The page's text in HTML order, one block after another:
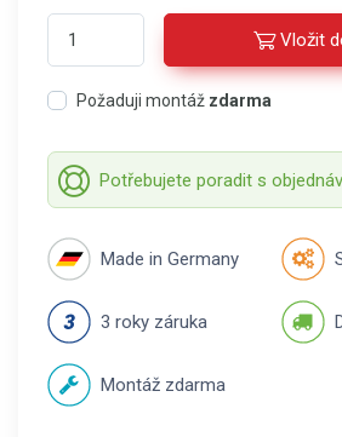
Vložit
Požaduji montáž zdarma
Potřebujete poradit s
Made in Germany
3 roky záruka
Montáž zdarma